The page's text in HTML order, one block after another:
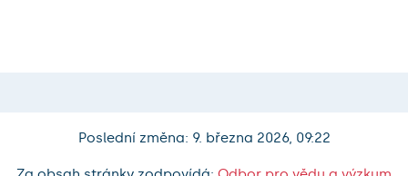
Poslední změna: 9. března 2026, 09:22